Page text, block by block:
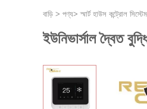
বাড়ি > পণ্য>স্মার্ট হাউস কন্ট্রোল সিস্টেম
ইউনিভার্সাল দ্বৈত